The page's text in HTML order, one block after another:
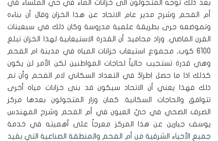
بعد ذلك توجه المتجولون الى خزانات الماء في حي الملساء في
أم الفحم وشرح مدير عام الاتحاد عن هذا الخزان وقال أن بناءه
وتموضعه جرى بطريقة علمية مدروسة وكان ذلك في سبعينات
القرن الماضي. وزاد محاميد أن القدرة الاستيعابية لهذا الخزان تبلغ
6100 كوب, مجموع استيعاب خزانات المياه في مدينة ام الفحم
وهي قدرة تستجيب حالياً لحاجات المواطنين لكن الأمر لن يكون
كذلك اذا ما حصل اطرادٌ في التعداد السكاني لام الفحم وأن تم
ذلك فهذا يعني أن الاتحاد سيكون قد بنى خزانات مياه أخرى
تتوافق والحاجات السكانية. كمان وزار المتجولون بعدها مركز
الصرف الصحي في حيّ العيون في أم الفحم وشرح المهندس
يوسف جبارين عن هذا المركز معرجاً على أهميته في خدمة
جميع الأحياء الشرقية من أم الفحم والمنطقة الصناعية التي بقيد